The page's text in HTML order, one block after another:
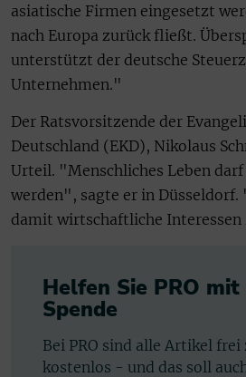
asiatische Firmen eingesetzt
nach Europa zurück fließt.
unterstützt der deutsche
Unternehmen."
Der Ratsvorsitzende der
Deutschland (EKD), Nikolaus
Urteil. "Menschliches Leben
werden", sagte er in Düsseldorf.
damit wirtschaftliche
Helfen Sie PRO
Spende
Bei PRO sind alle Artikel
kostenlos - und das soll